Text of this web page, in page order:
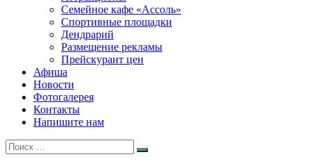
Семейное кафе «Ассоль»
Спортивные площадки
Дендрарий
Размещение рекламы
Прейскурант цен
Афиша
Новости
Фотогалерея
Контакты
Напишите нам
Искать:
Поиск